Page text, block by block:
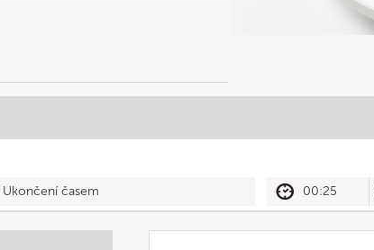
Ukončení časem 00:25